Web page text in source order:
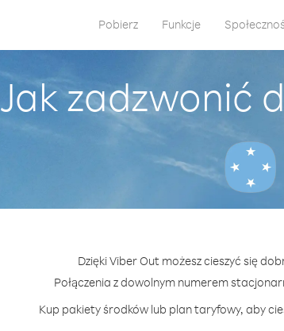
Pobierz Funkcje
Jak zadzwonić
Dzięki Viber Out możesz cieszyć się
Połączenia z dowolnym numerem
Kup pakiety środków lub plan taryfowy, aby